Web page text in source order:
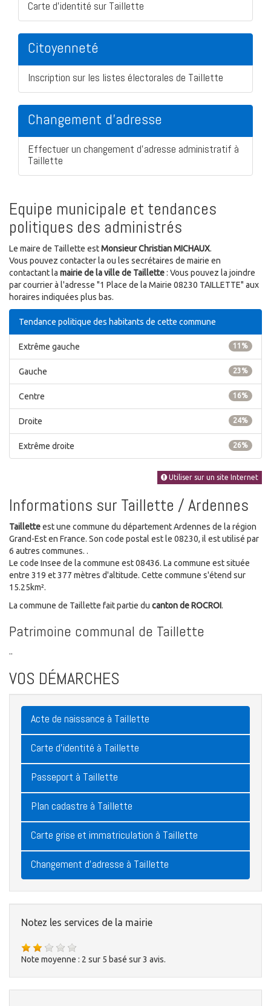
Carte d'identité sur Taillette
Citoyenneté
Inscription sur les listes électorales de Taillette
Changement d'adresse
Effectuer un changement d'adresse administratif à
Taillette
Equipe municipale et tendances
politiques des administrés
Le maire de Taillette estMonsieur Christian MICHAUX.
Vous pouvez contacter la ou les secrétaires de mairie en
contactant la mairie de la ville de Taillette: Vous pouvez la joindre
par courrier à l'adresse "1 Place de la Mairie 08230 TAILLETTE" aux
horaires indiquées plus bas.
Tendance politique des habitants de cette commune
11%
Extrême gauche
23%
Gauche
16%
Centre
24%
Droite
26%
Extrême droite
Utiliser sur un site Internet
Informations sur Taillette / Ardennes
Tailletteest une commune du département Ardennes de la région
Grand-Est en France. Son code postal est le 08230, il est utilisé par
6 autres communes. .
Le code Insee de la commune est 08436. La commune est située
entre 319 et 377 mètres d'altitude. Cette commune s'étend sur
15.25km².
La commune de Taillette fait partie du canton de ROCROI.
Patrimoine communal de Taillette
..
VOS DÉMARCHES
Acte de naissance à Taillette
Carte d'identité à Taillette
Passeport à Taillette
Plan cadastre à Taillette
Carte grise et immatriculation à Taillette
Changement d'adresse à Taillette
Notez les services de la mairie
Note moyenne : 2 sur 5 basé sur3 avis.